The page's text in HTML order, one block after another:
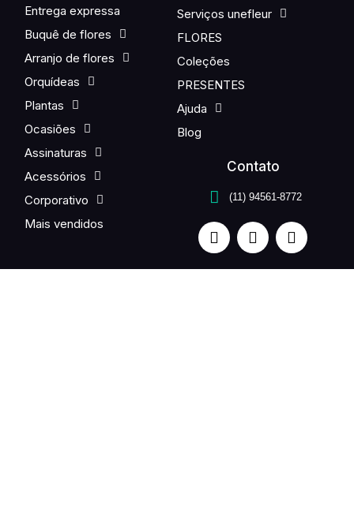
Entrega expressa
Buquê de flores
Arranjo de flores
Orquídeas
Plantas
Ocasiões
Assinaturas
Acessórios
Corporativo
Mais vendidos
Serviços unefleur
FLORES
Coleções
PRESENTES
Ajuda
Blog
Contato
(11) 94561-8772